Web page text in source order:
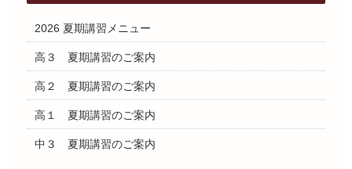
2026 夏期講習メニュー
高３ 夏期講習のご案内
高２ 夏期講習のご案内
高１ 夏期講習のご案内
中３ 夏期講習のご案内